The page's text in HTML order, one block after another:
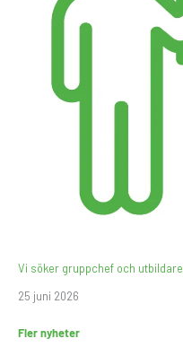
Vi söker gruppchef och utbildare
25 juni 2026
Fler nyheter